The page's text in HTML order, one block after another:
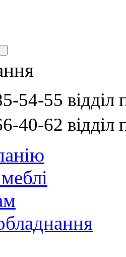
54-55 відділ
40-62 відділ